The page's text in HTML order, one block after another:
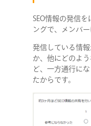
SEO情報の発信
ングで、メンバ
発信している情
か、他にどのよ
ど、一方通行に
たからです。